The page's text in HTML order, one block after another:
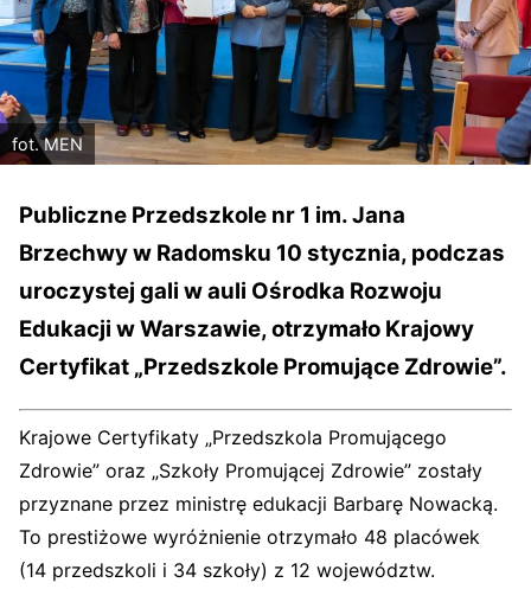
fot. MEN
Publiczne Przedszkole nr 1 im. Jana
Brzechwy w Radomsku 10 stycznia, podczas
uroczystej gali w auli Ośrodka Rozwoju
Edukacji w Warszawie, otrzymało Krajowy
Certyfikat „Przedszkole Promujące Zdrowie”.
Krajowe Certyfikaty „Przedszkola Promującego
Zdrowie” oraz „Szkoły Promującej Zdrowie” zostały
przyznane przez ministrę edukacji Barbarę Nowacką.
To prestiżowe wyróżnienie otrzymało 48 placówek
(14 przedszkoli i 34 szkoły) z 12 województw.